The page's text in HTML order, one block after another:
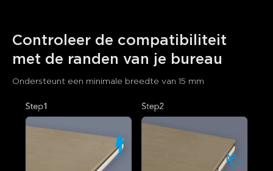
Controleer de compatibiliteit
met de randen van je bureau
Ondersteunt een minimale breedte van 15 mm